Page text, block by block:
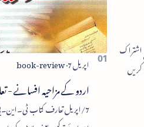
اردو کے مزاحیہ افسانے
7/اپریل تعارف کتاب